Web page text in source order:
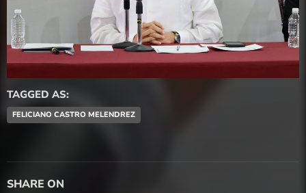
TAGGED AS:
FELICIANO CASTRO MELENDREZ
SHARE ON